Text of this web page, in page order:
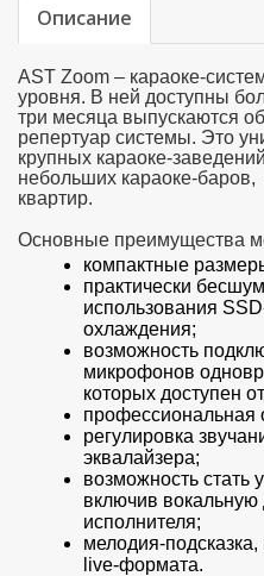
Описание
AST Zoom – караоке-
уровня. В ней доступны
три месяца выпускаются
репертуар системы. Это
крупных караоке-
небольших караоке-
квартир.
Основные преимущества
компактные
практически
использования
охлаждения;
возможность
микрофонов
которых доступен
профессиональная
регулировка
эквалайзера;
возможность стать
включив
исполнителя;
мелодия-
live-формата.